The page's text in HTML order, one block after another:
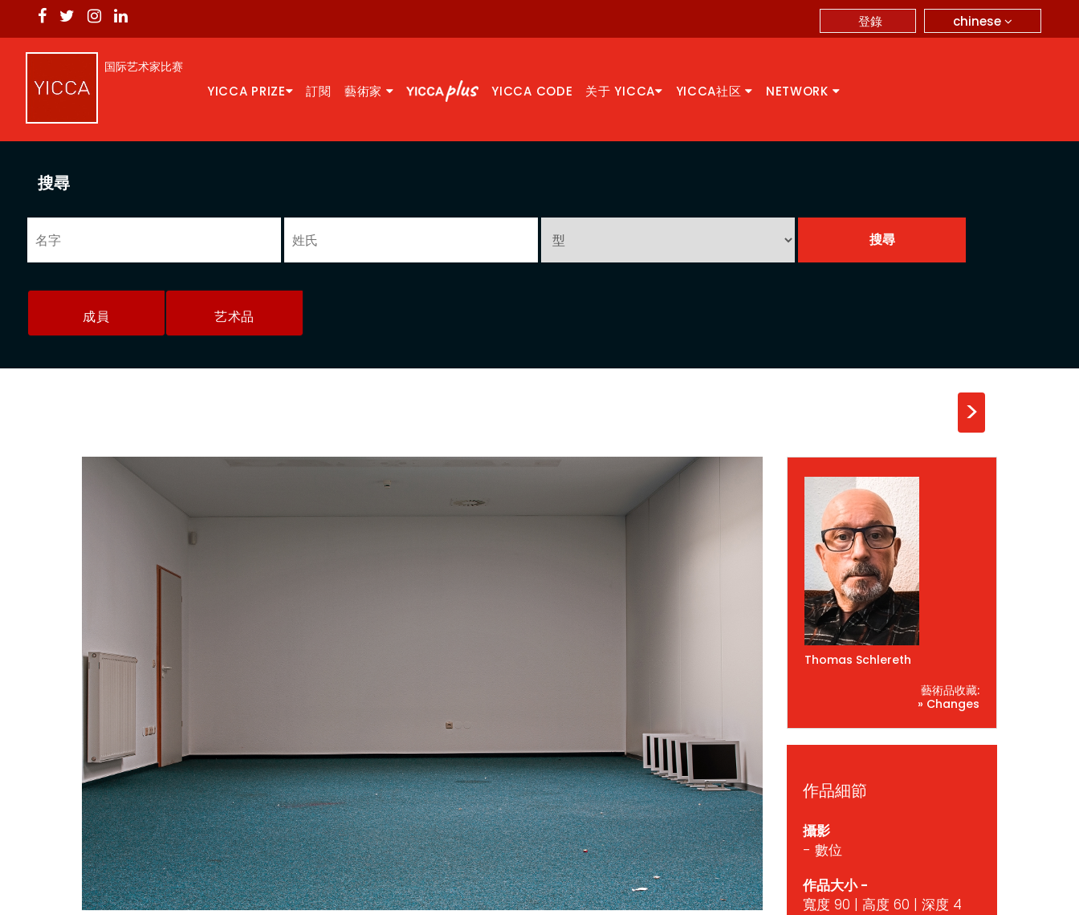
chinese
登錄
国际艺术家比赛
YICCA PRIZE 訂閱 藝術家 YICCA CODE 关于 YICCA YICCA社区 NETWORK
搜尋
成員 艺术品
>
Thomas Schlereth
藝術品收藏:
» Changes
作品細節
攝影
- 數位
作品大小 -
寬度 90 | 高度 60 | 深度 4